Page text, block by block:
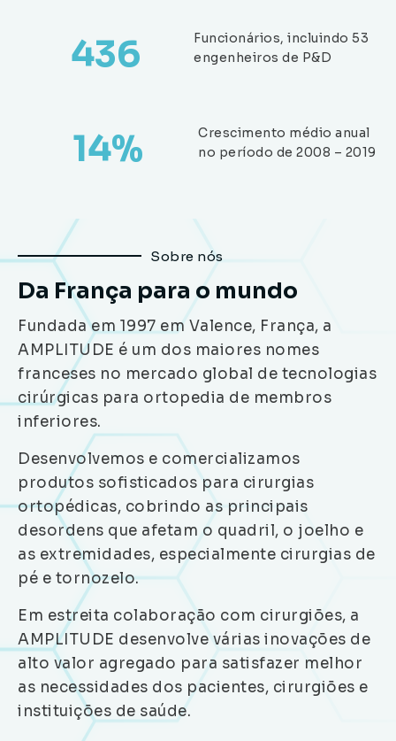
436
Funcionários, incluindo 53
engenheiros de P&D
14%
Crescimento médio anual
no período de 2008 – 2019
Sobre nós
Da França para o mundo
Fundada em 1997 em Valence, França, a
AMPLITUDE é um dos maiores nomes
franceses no mercado global de tecnologias
cirúrgicas para ortopedia de membros
inferiores.
Desenvolvemos e comercializamos
produtos sofisticados para cirurgias
ortopédicas, cobrindo as principais
desordens que afetam o quadril, o joelho e
as extremidades, especialmente cirurgias de
pé e tornozelo.
Em estreita colaboração com cirurgiões, a
AMPLITUDE desenvolve várias inovações de
alto valor agregado para satisfazer melhor
as necessidades dos pacientes, cirurgiões e
instituições de saúde.